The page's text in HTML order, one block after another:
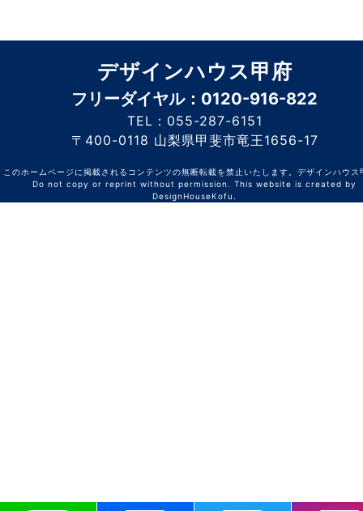
デザインハウス甲府
フリーダイヤル：0120-916-822
TEL：055-287-6151
〒400-0118 山梨県甲斐市竜王1656-17
このホームページに掲載されるコンテンツの無断転載を禁止いたします。デザインハウ
Do not copy or reprint without permission. This website is created by
DesignHouseKofu.